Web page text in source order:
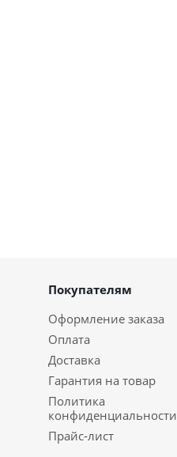
Покупателям
Оформление заказа
Оплата
Доставка
Гарантия на товар
Политика
конфиденциальности
Прайс-лист